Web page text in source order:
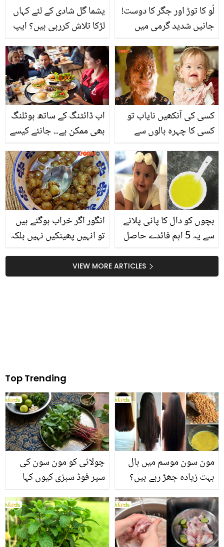
یشما گل شادی کے لئے کہاں
لڑکا تلاش کررہی ہیں؟ ایپ
خوشخبری سنا دی
لُو کا توڑ اور جگر کا دوست!
جانیں شدید گرمی میں
گھر میں کیسے بنائیں؟ جو
طاقت کے ساتھ فائدہ بھی
دے
اب ڈائٹنگ کے ساتھ ہوٹلنگ
بھی ممکن ہے۔۔ جانئے کیسے
صحت برقرار رکھ سکتے
ہیں؟
کسی کی آنکھیں نایاب تو
کسی کا چہرہ بالوں سے
و پراسرار بچے جو نارمل
بچوں سے بالکل مختلف ہیں
انگور اگر خراب ہوگئے ہیں
تو انہیں پھینکیں نہیں بلکہ
سے پکائیں اور مزے سے
کھائیں
بچوں کو دال کا پانی پلانے
سے یہ 5 اہم فائدے حاصل
VIEW MORE ARTICLES
Top Trending
چولائی کو مون سون کی
سپر فوڈ سبزی کیوں کہا
منرلز اور اینٹی آکسیڈنٹس
سے بھرپور اس سبزی کے
فائدے
مون سون موسم میں بال
بہت زیادہ جھڑ رہے ہیں؟
بنانے کے چند قدرتی طریقے